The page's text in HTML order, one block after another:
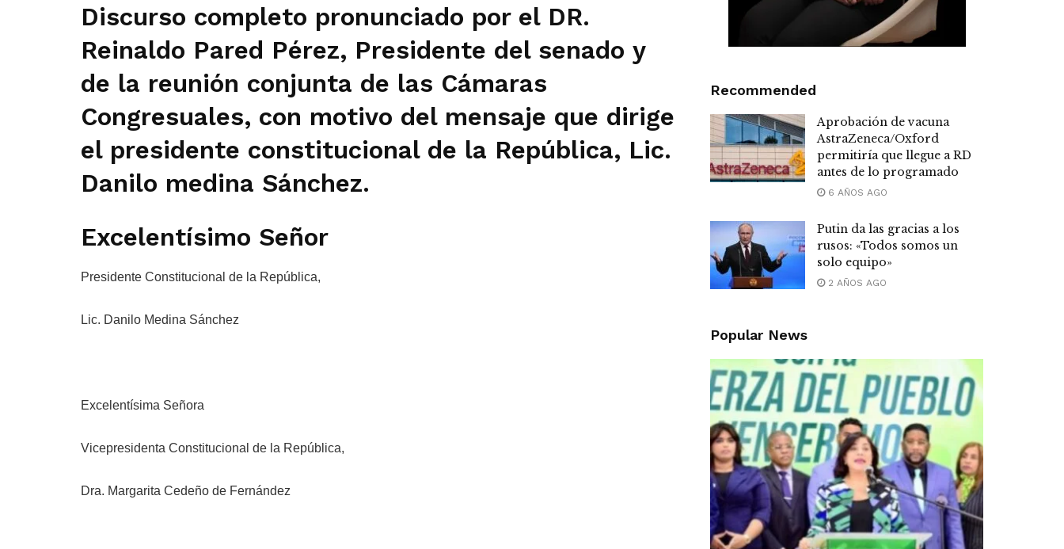
Discurso completo pronunciado por el DR.
Reinaldo Pared Pérez, Presidente del senado y
de la reunión conjunta de las Cámaras
Congresuales, con motivo del mensaje que dirige
el presidente constitucional de la República, Lic.
Danilo medina Sánchez.
Excelentísimo Señor
Presidente Constitucional de la República,
Lic. Danilo Medina Sánchez
Excelentísima Señora
Vicepresidenta Constitucional de la República,
Dra. Margarita Cedeño de Fernández
Recommended
Aprobación de vacuna
AstraZeneca/Oxford
permitiría que llegue a RD
antes de lo programado
6 AÑOS AGO
Putin da las gracias a los
rusos: «Todos somos un
solo equipo»
2 AÑOS AGO
Popular News